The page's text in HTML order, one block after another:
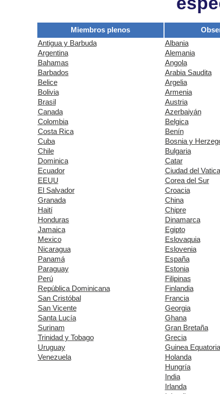
Miembros plenos
Antigua y Barbuda
Albania
Argentina
Alemania
Bahamas
Angola
Barbados
Arabia Saudita
Belice
Argelia
Bolivia
Armenia
Brasil
Austria
Canada
Azerbaiyán
Colombia
Belgica
Costa Rica
Benín
Cuba
Bosnia y
Chile
Bulgaria
Dominica
Catar
Ecuador
Ciudad del
EEUU
Corea del Sur
El Salvador
Croacia
Granada
China
Haití
Chipre
Honduras
Dinamarca
Jamaica
Egipto
Mexico
Eslovaquia
Nicaragua
Eslovenia
Panamá
España
Paraguay
Estonia
Perú
Filipinas
República Dominicana
Finlandia
San Cristóbal
Francia
San Vicente
Georgia
Santa Lucía
Ghana
Surinam
Gran Bretaña
Trinidad y Tobago
Grecia
Uruguay
Guinea
Venezuela
Holanda
Hungría
India
Irlanda